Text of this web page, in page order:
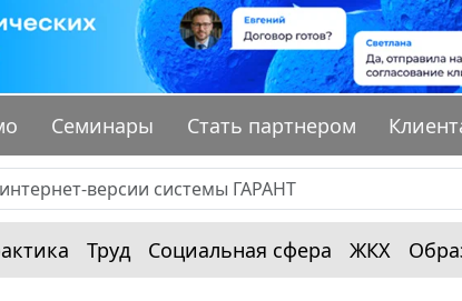
Семинары Стать партнером
Труд Социальная сфера ЖКХ